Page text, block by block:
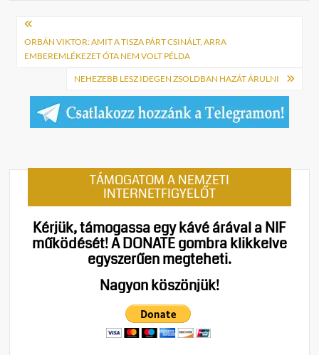
Bejegyzés
navigáció
ORBÁN VIKTOR: AMIT A TISZA PÁRT CSINÁLT, ARRA
EMBEREMLÉKEZET ÓTA NEM VOLT PÉLDA
NEHEZEBB LESZ IDEGEN ZSOLDBAN HAZÁT ÁRULNI
TÁMOGATOM A NEMZETI
INTERNETFIGYELŐT
Kérjük, támogassa egy kávé árával a NIF
működését!A DONATE gombra klikkelve
egyszerűen megteheti.
Nagyon köszönjük!